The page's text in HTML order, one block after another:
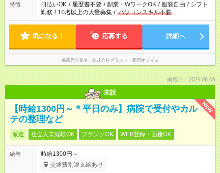
特徴 日払いOK / 履歴書不要 / 副業・WワークOK / 服装自由 / シフト
勤務 / 10名以上の大量募集 / パソコンスキル不要
気になる！ 応募する 詳細へ
掲載元企業名 株式会社グラスト 新宿オフィス
掲載日：2026.08.09
未読
NEW
【時給1300円～＊平日のみ】病院で受付やカル
テの整理など
派遣 社会人未経験OK ブランクOK WEB登録・面接OK
給与
時給1300円～
交通費別途支給あり